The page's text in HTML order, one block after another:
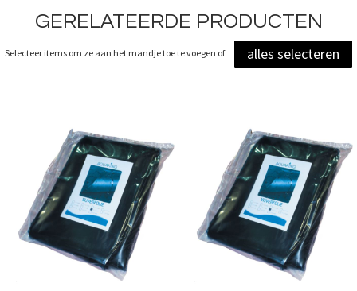
GERELATEERDE PRODUCTEN
Selecteer items om ze aan het mandje toe te voegen of alles selecteren